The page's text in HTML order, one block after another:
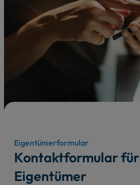
Eigentümerformular
Kontaktformular für
Eigentümer